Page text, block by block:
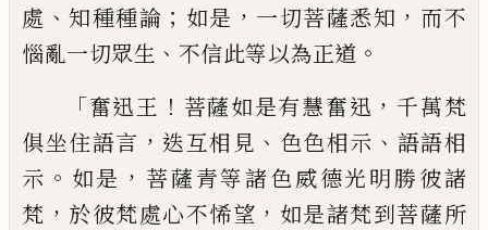
處 、知種種論 ； 如是 ， 一切菩薩悉知 ， 而不
惱亂一切眾生 、 不信此等以為正道 。
「奮迅王 ！ 菩薩如是有慧奮迅 ，千萬梵
俱坐住語言 ， 迭互相見 、 色色相示 、 語語相
示 。 如是 ， 菩薩青等諸色威德光明勝彼諸
梵 ， 於彼梵處心不悕望 ， 如是諸梵到菩薩所